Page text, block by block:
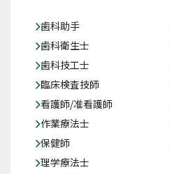
歯科助手
歯科衛生士
歯科技工士
臨床検査技師
看護師/准看護師
作業療法士
保健師
理学療法士